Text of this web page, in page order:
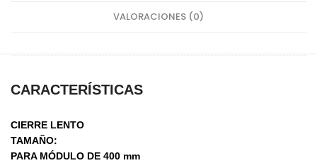
VALORACIONES (0)
CARACTERÍSTICAS
CIERRE LENTO
TAMAÑO:
PARA MÓDULO DE 400 mm